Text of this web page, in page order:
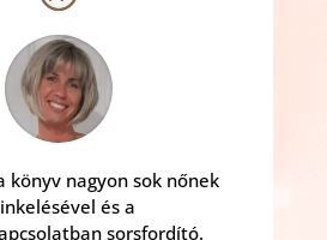
könyv nagyon sok nőnek
és a
sorsfordító.